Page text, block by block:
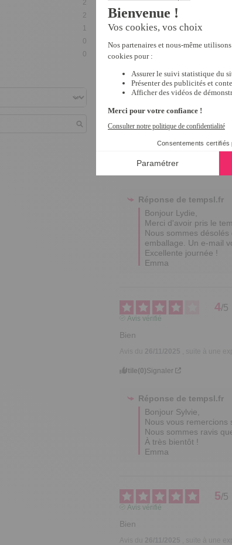
2
2
1
0
0
Bonjour Corinne,
Merci pour votre retour
Nous sommes ravis
Nous prenons note de
satisfaire au quotidien.
Bonne journée,
bien empaquetés ce qui n'a
, suite à une
Réponse detempsl.fr
Bonjour Lydie,
Merci d'avoir pris le
Nous sommes
emballage. Un e-mail
Excellente journée !
Emma
4/5
Avis vérifié
Bien
Utile(0)Signaler
Réponse detempsl.fr
Bonjour Sylvie,
Nous vous
Nous sommes ravis
À très bientôt !
Emma
5/5
Avis vérifié
Bien
26/11/2025